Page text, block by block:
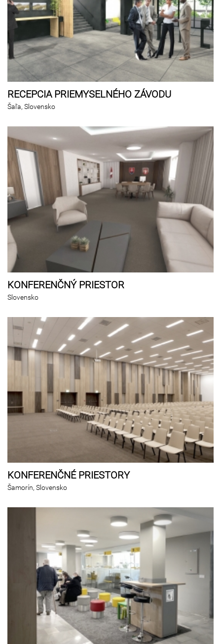
RECEPCIA PRIEMYSELNÉHO ZÁVODU
Šaľa, Slovensko
KONFERENČNÝ PRIESTOR
Slovensko
KONFERENČNÉ PRIESTORY
Šamorín, Slovensko